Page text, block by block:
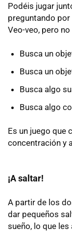
Podéis jugar
preguntando
Veo-veo, pero
Busca un
Busca un
Busca algo
Busca algo
Es un juego que
concentración y
¡A saltar!
A partir de los
dar pequeños
sueño, lo que